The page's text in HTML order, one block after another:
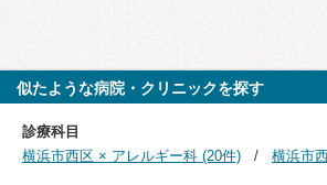
似たような病院・クリニックを探す
診療科目
横浜市西区 × アレルギー科 (20件)
横浜市